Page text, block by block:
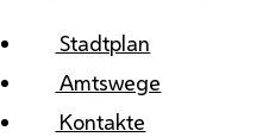
Stadtplan
Amtswege
Kontakte